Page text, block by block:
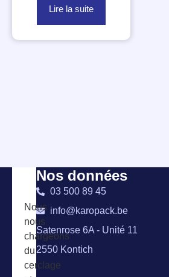
Lire la suite
Nos données
03 500 89 45
info@karopack.be
Satenrose 6A - Unité 11
2550 Kontich
Nous
nous
chargeons
du
cerclage